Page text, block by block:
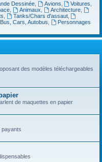
Dessinée, Avions Voitures
Animaux Architecture
Tanks/Chars d'assaut,
Bus, Cars, Autobus
Personnages
des modèles téléchargeables
de maquettes en papier
payants